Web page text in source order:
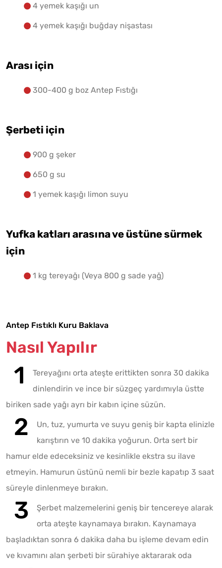
4 yemek kaşığı un
4 yemek kaşığı buğday nişastası
Arası için
300-400 g boz Antep Fıstığı
Şerbeti için
900 g şeker
650 g su
1 yemek kaşığı limon suyu
Yufka katları arasına ve üstüne sürmek
için
1 kg tereyağı (Veya 800 g sade yağ)
Antep Fıstıklı Kuru Baklava
Nasıl Yapılır
Tereyağını orta ateşte erittikten sonra 30 dakika
dinlendirin ve ince bir süzgeç yardımıyla üstte
biriken sade yağı ayrı bir kabın içine süzün.
Un, tuz, yumurta ve suyu geniş bir kapta elinizle
karıştırın ve 10 dakika yoğurun. Orta sert bir
hamur elde edeceksiniz ve kesinlikle ekstra su ilave
etmeyin. Hamurun üstünü nemli bir bezle kapatıp 3 saat
süreyle dinlenmeye bırakın.
Şerbet malzemelerini geniş bir tencereye alarak
orta ateşte kaynamaya bırakın. Kaynamaya
başladıktan sonra 6 dakika daha bu işleme devam edin
ve kıvamını alan şerbeti bir sürahiye aktararak oda